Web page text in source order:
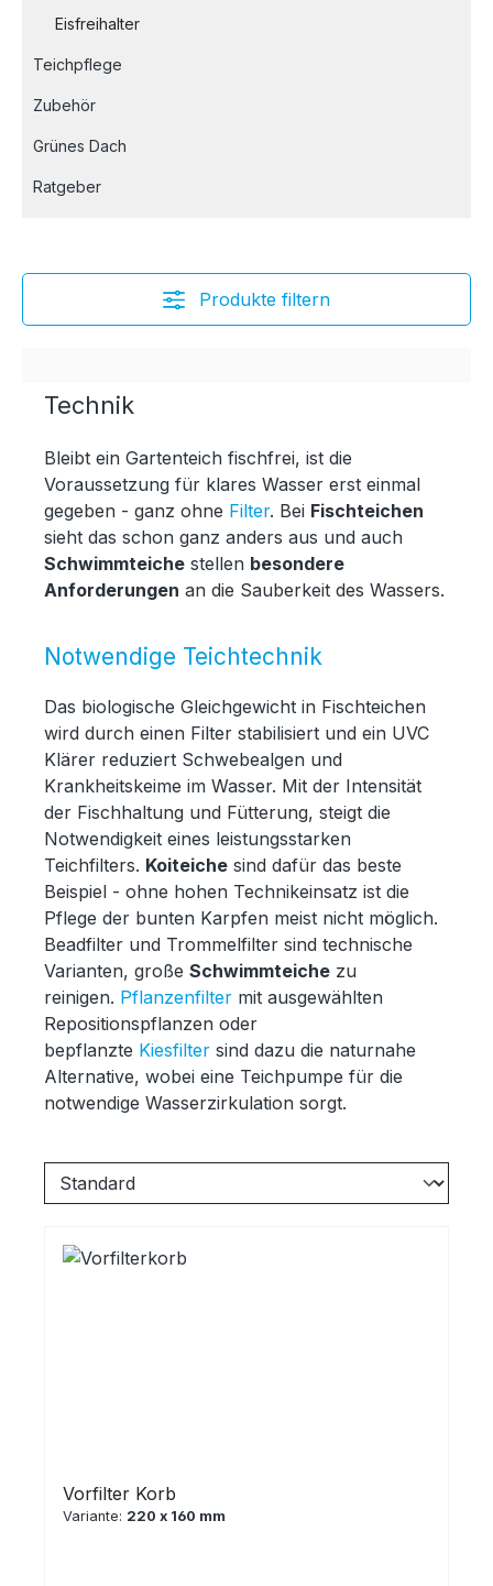
Eisfreihalter
Teichpflege
Zubehör
Grünes Dach
Ratgeber
Produkte filtern
Technik
Bleibt ein Gartenteich fischfrei, ist die
Voraussetzung für klares Wasser erst einmal
gegeben - ganz ohne Filter. Bei Fischteichen
sieht das schon ganz anders aus und auch
Schwimmteiche stellen besondere
Anforderungen an die Sauberkeit des Wassers.
Notwendige Teichtechnik
Das biologische Gleichgewicht in Fischteichen
wird durch einen Filter stabilisiert und ein UVC
Klärer reduziert Schwebealgen und
Krankheitskeime im Wasser. Mit der Intensität
der Fischhaltung und Fütterung, steigt die
Notwendigkeit eines leistungsstarken
Teichfilters. Koiteiche sind dafür das beste
Beispiel - ohne hohen Technikeinsatz ist die
Pflege der bunten Karpfen meist nicht möglich.
Beadfilter und Trommelfilter sind technische
Varianten, große Schwimmteiche zu
reinigen. Pflanzenfilter mit ausgewählten
Repositionspflanzen oder
bepflanzte Kiesfilter sind dazu die naturnahe
Alternative, wobei eine Teichpumpe für die
notwendige Wasserzirkulation sorgt.
Vorfilter Korb
Variante: 220 x 160 mm